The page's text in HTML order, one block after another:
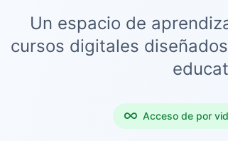
Un espacio de
cursos digitales
Acceso de por